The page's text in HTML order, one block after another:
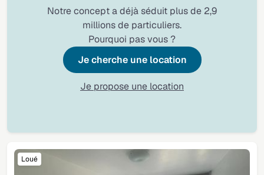
Loué
Notre concept a déjà séduit plus de 2,9
millions de particuliers.
Pourquoi pas vous ?
Je cherche une location
Je propose une location